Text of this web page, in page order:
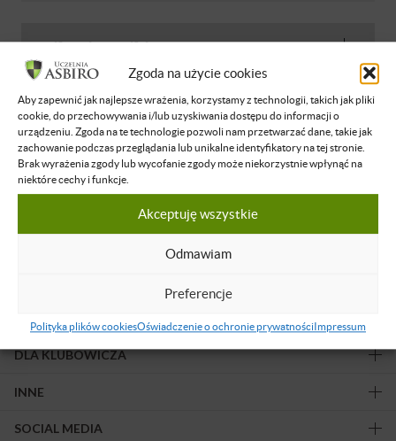
Zgoda na użycie cookies
Aby zapewnić jak najlepsze wrażenia, korzystamy z technologii, takich jak pliki
cookie, do przechowywania i/lub uzyskiwania dostępu do informacji o
urządzeniu. Zgoda na te technologie pozwoli nam przetwarzać dane, takie jak
zachowanie podczas przeglądania lub unikalne identyfikatory na tej stronie.
Brak wyrażenia zgody lub wycofanie zgody może niekorzystnie wpłynąć na
niektóre cechy i funkcje.
Akceptuję wszystkie
Odmawiam
Preferencje
Polityka plików cookiesOświadczenie o ochronie prywatnościImpressum
Żadne nagranie nie spełnia podanych kryteriów.
Obserwuj nas!
DLA KLUBOWICZA
INNE
SOCIAL MEDIA